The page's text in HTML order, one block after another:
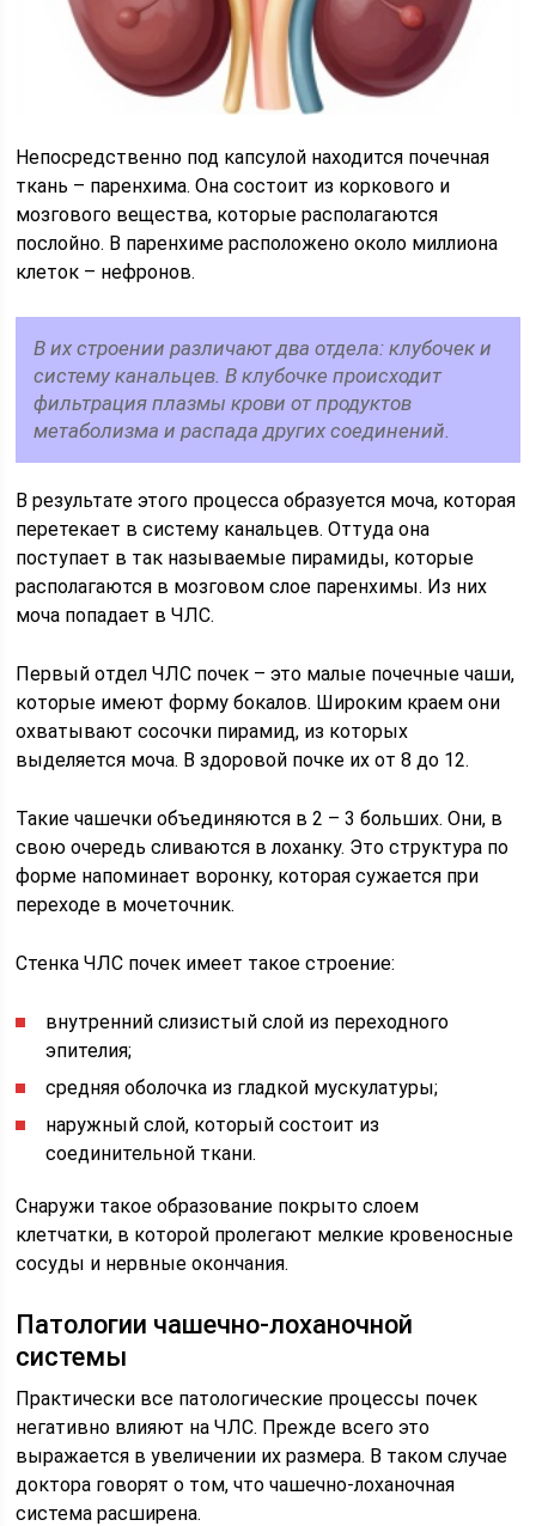
Непосредственно под капсулой находится почечная
ткань – паренхима. Она состоит из коркового и
мозгового вещества, которые располагаются
послойно. В паренхиме расположено около миллиона
клеток – нефронов.
В их строении различают два отдела: клубочек и
систему канальцев. В клубочке происходит
фильтрация плазмы крови от продуктов
метаболизма и распада других соединений.
В результате этого процесса образуется моча, которая
перетекает в систему канальцев. Оттуда она
поступает в так называемые пирамиды, которые
располагаются в мозговом слое паренхимы. Из них
моча попадает в ЧЛС.
Первый отдел ЧЛС почек – это малые почечные чаши,
которые имеют форму бокалов. Широким краем они
охватывают сосочки пирамид, из которых
выделяется моча. В здоровой почке их от 8 до 12.
Такие чашечки объединяются в 2 – 3 больших. Они, в
свою очередь сливаются в лоханку. Это структура по
форме напоминает воронку, которая сужается при
переходе в мочеточник.
Стенка ЧЛС почек имеет такое строение:
внутренний слизистый слой из переходного
эпителия;
средняя оболочка из гладкой мускулатуры;
наружный слой, который состоит из
соединительной ткани.
Снаружи такое образование покрыто слоем
клетчатки, в которой пролегают мелкие кровеносные
сосуды и нервные окончания.
Патологии чашечно-лоханочной
системы
Практически все патологические процессы почек
негативно влияют на ЧЛС. Прежде всего это
выражается в увеличении их размера. В таком случае
доктора говорят о том, что чашечно-лоханочная
система расширена.